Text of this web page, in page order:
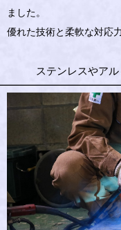
ました。
優れた技術と柔軟な対応
ステンレスやア